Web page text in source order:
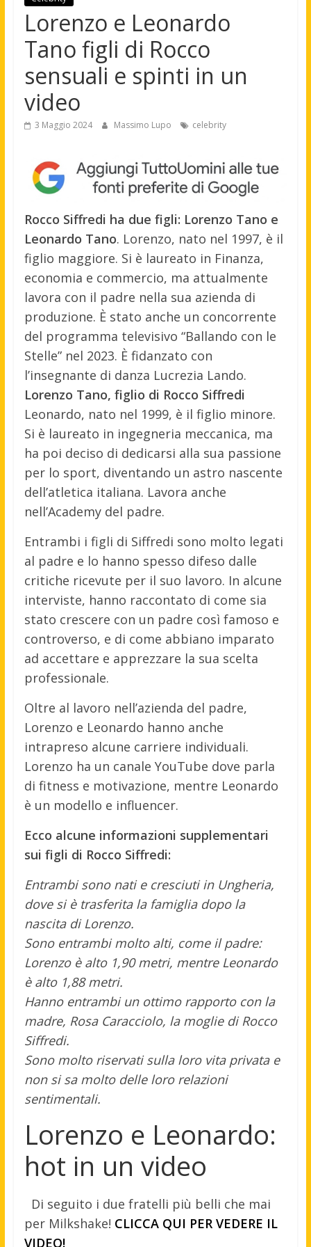
Lorenzo e Leonardo
Tano figli di Rocco
sensuali e spinti in un
video
3 Maggio 2024 Massimo Lupo celebrity
Rocco Siffredi ha due figli: Lorenzo Tano e
Leonardo Tano. Lorenzo, nato nel 1997, è il
figlio maggiore. Si è laureato in Finanza,
economia e commercio, ma attualmente
lavora con il padre nella sua azienda di
produzione. È stato anche un concorrente
del programma televisivo “Ballando con le
Stelle” nel 2023. È fidanzato con
l’insegnante di danza Lucrezia Lando.
Lorenzo Tano, figlio di Rocco Siffredi
Leonardo, nato nel 1999, è il figlio minore.
Si è laureato in ingegneria meccanica, ma
ha poi deciso di dedicarsi alla sua passione
per lo sport, diventando un astro nascente
dell’atletica italiana. Lavora anche
nell’Academy del padre.
Entrambi i figli di Siffredi sono molto legati
al padre e lo hanno spesso difeso dalle
critiche ricevute per il suo lavoro. In alcune
interviste, hanno raccontato di come sia
stato crescere con un padre così famoso e
controverso, e di come abbiano imparato
ad accettare e apprezzare la sua scelta
professionale.
Oltre al lavoro nell’azienda del padre,
Lorenzo e Leonardo hanno anche
intrapreso alcune carriere individuali.
Lorenzo ha un canale YouTube dove parla
di fitness e motivazione, mentre Leonardo
è un modello e influencer.
Ecco alcune informazioni supplementari
sui figli di Rocco Siffredi:
Entrambi sono nati e cresciuti in Ungheria,
dove si è trasferita la famiglia dopo la
nascita di Lorenzo.
Sono entrambi molto alti, come il padre:
Lorenzo è alto 1,90 metri, mentre Leonardo
è alto 1,88 metri.
Hanno entrambi un ottimo rapporto con la
madre, Rosa Caracciolo, la moglie di Rocco
Siffredi.
Sono molto riservati sulla loro vita privata e
non si sa molto delle loro relazioni
sentimentali.
Lorenzo e Leonardo:
hot in un video
Di seguito i due fratelli più belli che mai
per Milkshake! CLICCA QUI PER VEDERE IL
VIDEO!